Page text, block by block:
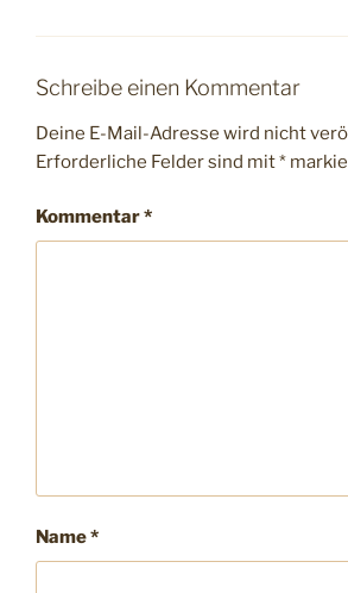
Schreibe einen Kommentar
Deine E-Mail-Adresse wird nicht
Erforderliche Felder sind mit*
Kommentar*
Name*